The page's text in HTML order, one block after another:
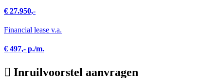
€ 27.950,-
Financial lease v.a.
€ 497,- p./m.
Inruilvoorstel aanvragen